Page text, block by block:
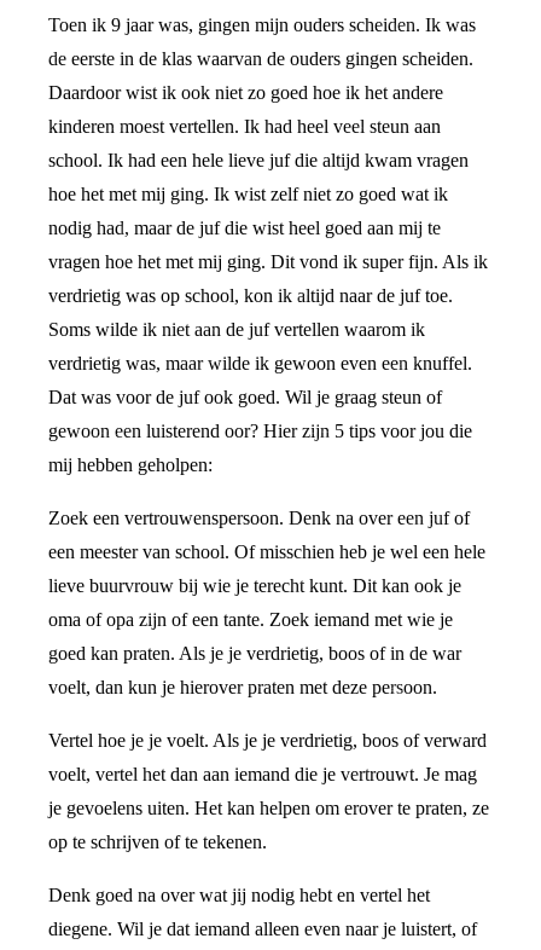
Toen ik 9 jaar was, gingen mijn ouders scheiden. Ik was
de eerste in de klas waarvan de ouders gingen scheiden.
Daardoor wist ik ook niet zo goed hoe ik het andere
kinderen moest vertellen. Ik had heel veel steun aan
school. Ik had een hele lieve juf die altijd kwam vragen
hoe het met mij ging. Ik wist zelf niet zo goed wat ik
nodig had, maar de juf die wist heel goed aan mij te
vragen hoe het met mij ging. Dit vond ik super fijn. Als ik
verdrietig was op school, kon ik altijd naar de juf toe.
Soms wilde ik niet aan de juf vertellen waarom ik
verdrietig was, maar wilde ik gewoon even een knuffel.
Dat was voor de juf ook goed. Wil je graag steun of
gewoon een luisterend oor? Hier zijn 5 tips voor jou die
mij hebben geholpen:
Zoek een vertrouwenspersoon. Denk na over een juf of
een meester van school. Of misschien heb je wel een hele
lieve buurvrouw bij wie je terecht kunt. Dit kan ook je
oma of opa zijn of een tante. Zoek iemand met wie je
goed kan praten. Als je je verdrietig, boos of in de war
voelt, dan kun je hierover praten met deze persoon.
Vertel hoe je je voelt. Als je je verdrietig, boos of verward
voelt, vertel het dan aan iemand die je vertrouwt. Je mag
je gevoelens uiten. Het kan helpen om erover te praten, ze
op te schrijven of te tekenen.
Denk goed na over wat jij nodig hebt en vertel het
diegene. Wil je dat iemand alleen even naar je luistert, of